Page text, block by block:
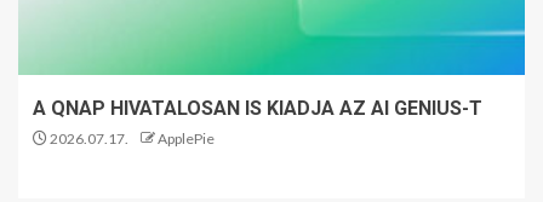
A QNAP HIVATALOSAN IS KIADJA AZ AI GENIUS-T
2026.07.17. ApplePie